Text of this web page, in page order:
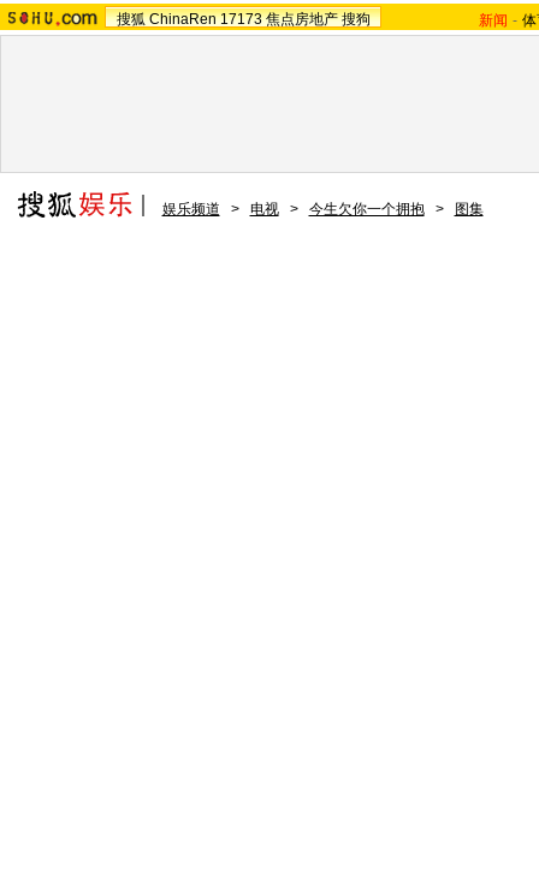
搜狐 ChinaRen 17173 焦点房地产 搜狗 新闻 -
娱乐频道 > 电视 > 今生欠你一个拥抱 > 图集